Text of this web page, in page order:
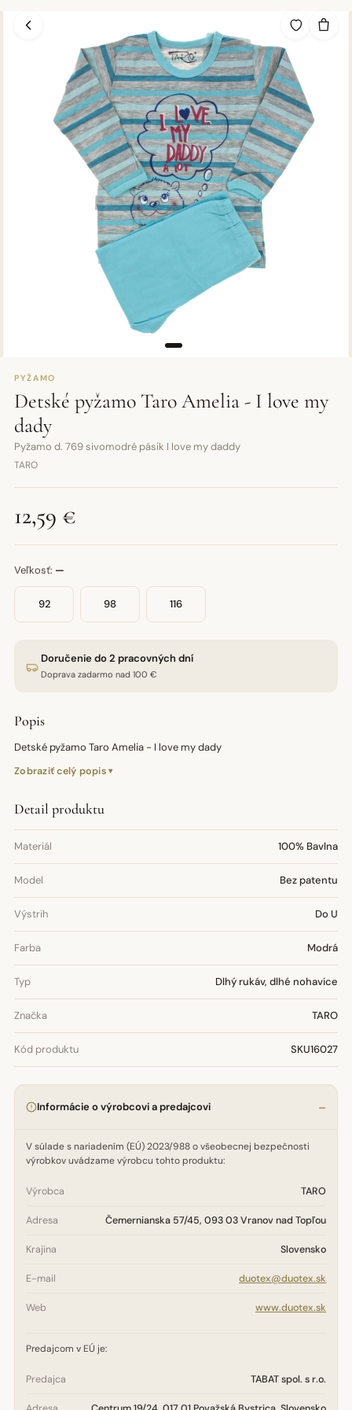
PYŽAMO
Detské pyžamo Taro Amelia - I love my
dady
Pyžamo d. 769 sivomodré pásik I love my daddy
TARO
12,59 €
Veľkosť: —
92 98 116
Doručenie do 2 pracovných dní
Doprava zadarmo nad 100 €
Popis
Detské pyžamo Taro Amelia - I love my dady
Zobraziť celý popis
Detail produktu
Materiál 100% Bavlna
Model Bez patentu
Výstrih Do U
Farba Modrá
Typ Dlhý rukáv, dlhé nohavice
Značka TARO
Kód produktu SKU16027
Informácie o výrobcovi a predajcovi
V súlade s nariadením (EÚ) 2023/988 o všeobecnej bezpečnosti
výrobkov uvádzame výrobcu tohto produktu:
Výrobca TARO
Adresa Čemernianska 57/45, 093 03 Vranov nad Topľou
Krajina Slovensko
E-mail duotex@duotex.sk
Web www.duotex.sk
Predajcom v EÚ je:
Predajca TABAT spol. s r.o.